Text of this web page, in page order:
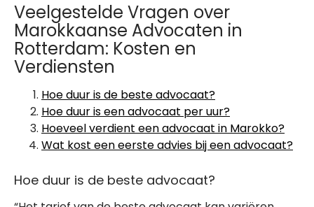
Veelgestelde Vragen over
Marokkaanse Advocaten in
Rotterdam: Kosten en
Verdiensten
Hoe duur is de beste advocaat?
Hoe duur is een advocaat per uur?
Hoeveel verdient een advocaat in Marokko?
Wat kost een eerste advies bij een advocaat?
Hoe duur is de beste advocaat?